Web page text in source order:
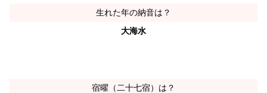
生れた年の納音は？
大海水
宿曜（二十七宿）は？